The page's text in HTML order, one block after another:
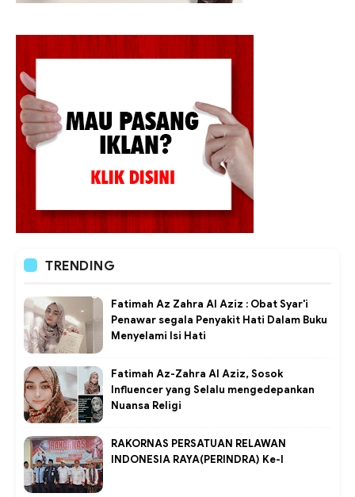
TRENDING
Fatimah Az Zahra Al Aziz : Obat Syar'i
Penawar segala Penyakit Hati Dalam Buku
Menyelami Isi Hati
Fatimah Az-Zahra Al Aziz, Sosok
Influencer yang Selalu mengedepankan
Nuansa Religi
RAKORNAS PERSATUAN RELAWAN
INDONESIA RAYA(PERINDRA) Ke-I